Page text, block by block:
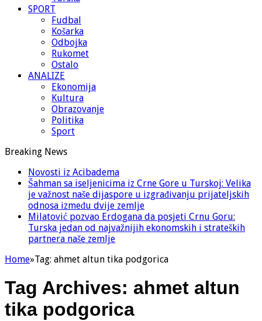
SPORT
Fudbal
Košarka
Odbojka
Rukomet
Ostalo
ANALIZE
Ekonomija
Kultura
Obrazovanje
Politika
Sport
Breaking News
Novosti iz Acibadema
Šahman sa iseljenicima iz Crne Gore u Turskoj: Velika
je važnost naše dijaspore u izgrađivanju prijateljskih
odnosa između dvije zemlje
Milatović pozvao Erdogana da posjeti Crnu Goru:
Turska jedan od najvažnijih ekonomskih i strateških
partnera naše zemlje
Home»Tag: ahmet altun tika podgorica
Tag Archives: ahmet altun
tika podgorica